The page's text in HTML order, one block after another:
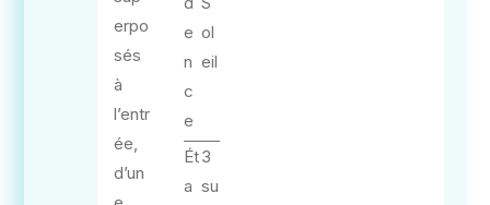
erpo
sés
à
l’entr
ée,
d’un
e
n
c
e
ol
eil
Ét
a
3
su